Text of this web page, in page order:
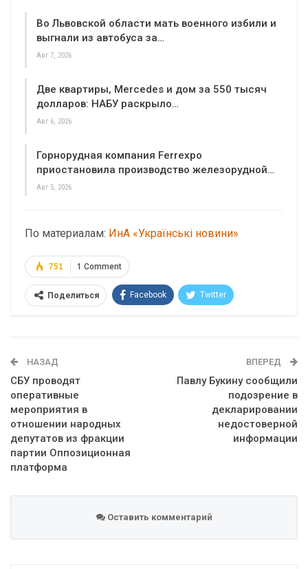
Во Львовской области мать военного избили и
выгнали из автобуса за…
Авг 7, 2026
Две квартиры, Mercedes и дом за 550 тысяч
долларов: НАБУ раскрыло…
Авг 6, 2026
Горнорудная компания Ferrexpo
приостановила производство железорудной…
Авг 5, 2026
По материалам: ИнА «Українські новини»
1 Comment
751
Поделиться Facebook Twitter
НАЗАД
СБУ проводят
оперативные
мероприятия в
отношении народных
депутатов из фракции
партии Оппозиционная
платформа
ВПЕРЕД
Павлу Букину сообщили
подозрение в
декларировании
недостоверной
информации
Оставить комментарий